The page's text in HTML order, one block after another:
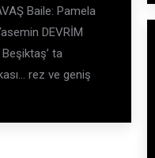
Baile: Pamela
DEVRİM
ta
rez ve geniş